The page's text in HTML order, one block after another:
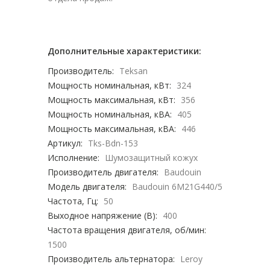
Дополнительные характеристики:
Производитель: Teksan
Мощность номинальная, кВт: 324
Мощность максимальная, кВт: 356
Мощность номинальная, кВА: 405
Мощность максимальная, кВА: 446
Артикул: Tks-Bdn-153
Исполнение:
Шумозащитный кожух
Производитель двигателя:
Baudouin
Модель двигателя:
Baudouin 6M21G440/5
Частота, Гц: 50
Выходное напряжение (В): 400
Частота вращения двигателя, об/мин:
1500
Производитель альтернатора:
Leroy